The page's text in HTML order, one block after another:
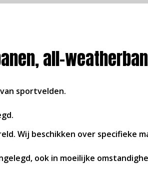
Lees meer all-
sportvelden.
Wij beschikken over specifieke
ook in moeilijke